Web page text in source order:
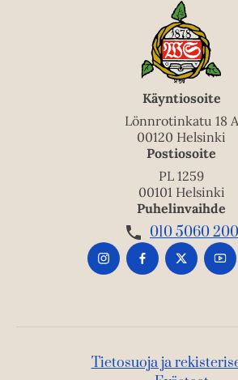
Käyntiosoite
Lönnrotinkatu 18 A
00120 Helsinki
Postiosoite
PL 1259
00101 Helsinki
Puhelinvaihde
010 5060 200
Tietosuoja ja